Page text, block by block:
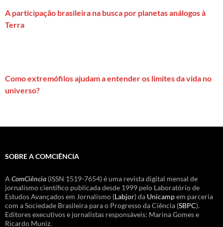
A participação brasileira na busca por planetas análogos à
Terra
Como extremófilos ajudam a entender os limites da vida no
universo?
SOBRE A COMCIÊNCIA
A ComCiência (ISSN 1519-7654) é uma revista digital mensal de
jornalismo científico publicada desde 1999 pelo Laboratório de
Estudos Avançados em Jornalismo (Labjor) da Unicampem parceria
com a Sociedade Brasileira para o Progresso da Ciência (SBPC).
Editores executivos e jornalistas responsáveis: Marina Gomes e
Ricardo Muniz.